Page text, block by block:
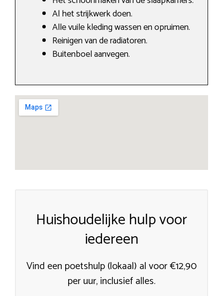
Al het strijkwerk doen.
Alle vuile kleding wassen en opruimen.
Reinigen van de radiatoren.
Buitenboel aanvegen.
Huishoudelijke hulp voor
iedereen
Vind een poetshulp (lokaal) al voor €12,90
per uur, inclusief alles.